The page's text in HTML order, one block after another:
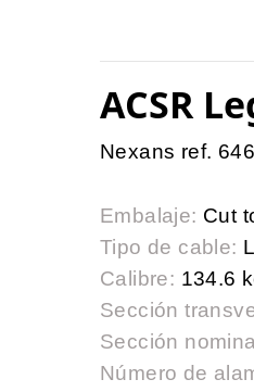
ACSR
Nexans ref.
Embalaje: Cut
Tipo de cable:
Calibre: 134.6
Sección
Sección
Número de